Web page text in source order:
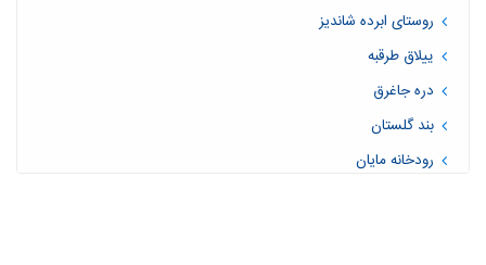
روستای ابرده شاندیز
ییلاق طرقبه
دره جاغرق
بند گلستان
رودخانه مایان